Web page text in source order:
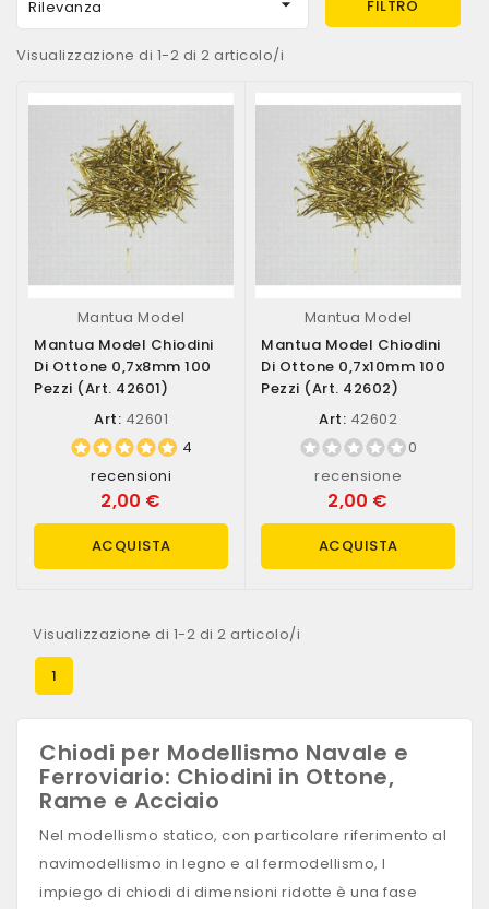
Rilevanza  FILTRO
Visualizzazione di 1-2 di 2 articolo/i
Mantua Model
Mantua Model Chiodini
Di Ottone 0,7x8mm 100
Pezzi (art. 42601)
Art: 42601
4
recensioni
2,00 €
ACQUISTA
Mantua Model
Mantua Model Chiodini
Di Ottone 0,7x10mm 100
Pezzi (art. 42602)
Art: 42602
0
recensione
2,00 €
ACQUISTA
Visualizzazione di 1-2 di 2 articolo/i
1
Chiodi per Modellismo Navale e
Ferroviario: Chiodini in Ottone,
Rame e Acciaio
Nel modellismo statico, con particolare riferimento al
navimodellismo in legno e al fermodellismo, l
impiego di chiodi di dimensioni ridotte è una fase